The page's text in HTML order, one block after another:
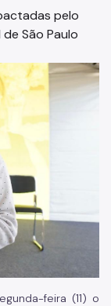
pelo
São Paulo
feira (11) o